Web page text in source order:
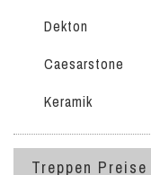
Dekton
Caesarstone
Keramik
Treppen Preise